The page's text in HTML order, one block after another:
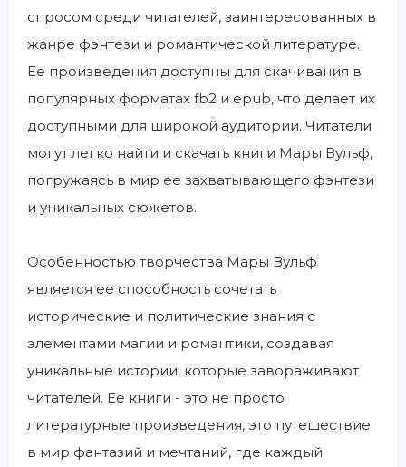
спросом среди читателей, заинтересованных в
жанре фэнтези и романтической литературе.
Ее произведения доступны для скачивания в
популярных форматах fb2 и epub, что делает их
доступными для широкой аудитории. Читатели
могут легко найти и скачать книги Мары Вульф,
погружаясь в мир ее захватывающего фэнтези
и уникальных сюжетов.
Особенностью творчества Мары Вульф
является ее способность сочетать
исторические и политические знания с
элементами магии и романтики, создавая
уникальные истории, которые завораживают
читателей. Ее книги - это не просто
литературные произведения, это путешествие
в мир фантазий и мечтаний, где каждый